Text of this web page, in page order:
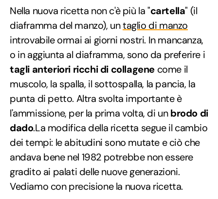
Nella nuova ricetta non c'è più la "cartella" (il
diaframma del manzo), untaglio di manzo
introvabile ormai ai giorni nostri. In mancanza,
o in aggiunta al diaframma, sono da preferire i
tagli anteriori ricchi di collagene come il
muscolo, la spalla, il sottospalla, la pancia, la
punta di petto. Altra svolta importante è
l'ammissione, per la prima volta, di unbrodo di
dado.La modifica della ricetta segue il cambio
dei tempi: le abitudini sono mutate e ciò che
andava bene nel 1982 potrebbe non essere
gradito ai palati delle nuove generazioni.
Vediamo con precisione la nuova ricetta.